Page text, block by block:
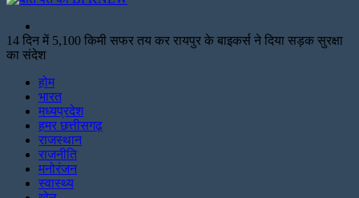
for
14 दिन में 5,100 किमी सफर तय कर रायपुर के बाइकर्स ने दिया सड़क सुरक्षा
का संदेश
होम
भारत
मध्यप्रदेश
हमर छत्तीसगढ़
राजस्थान
राजनीति
मनोरंजन
स्वास्थ्य